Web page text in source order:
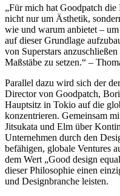
„Für mich hat Goodpatch
nicht nur um Ästhetik,
wie und warum anbietet – um
auf dieser Grundlage
von Superstars
Maßstäbe zu setzen.“ –
Parallel dazu wird sich der
Director von Goodpatch,
Hauptsitz in Tokio auf die
konzentrieren. Gemeinsam
Jitsukata und Elm über
Unternehmen durch den
befähigen, globale Ventures
dem Wert „Good design
dieser Philosophie einen
und Designbranche leisten.